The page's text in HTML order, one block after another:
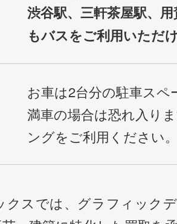
渋谷駅、三軒茶屋駅、
もバスをご利用いただ
お車は2台分の駐車ス
満車の場合は恐れ入り
ングをご利用ください
クスでは、グラフィック